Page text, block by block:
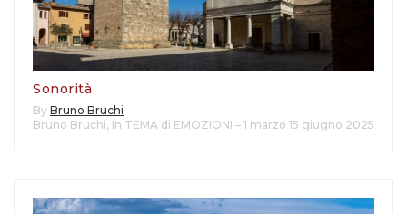
Sonorità
By Bruno Bruchi
Bruno Bruchi, In TEMA di EMOZIONI – 1 marzo 15 giugno 2025